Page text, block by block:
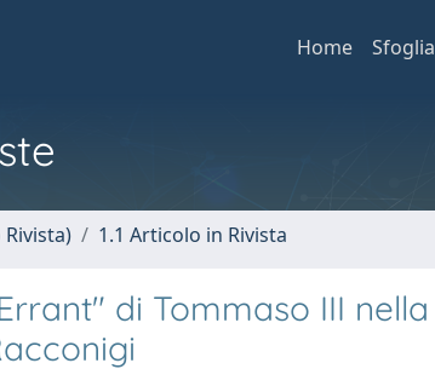
Home Sfoglia
1.1 Articolo in Rivista
di Tommaso III nella